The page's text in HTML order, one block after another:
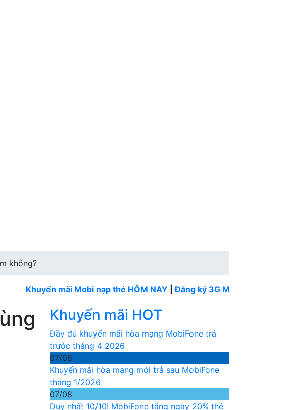
không?
mãi Mobi nạp thẻ HÔM NAY|Đăng ký 3G MobiFone tháng
Khuyến mãi HOT
Đầy đủ khuyến mãi hòa mạng MobiFone trả
trước tháng 4 2026
07/08
Khuyến mãi hòa mạng mới trả sau MobiFone
tháng 1/2026
07/08
Duy nhất 10/10! MobiFone tặng ngay 20% thẻ